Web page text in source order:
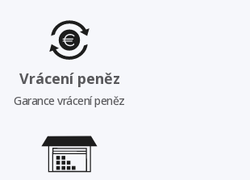
Vrácení peněz
Garance vrácení peněz